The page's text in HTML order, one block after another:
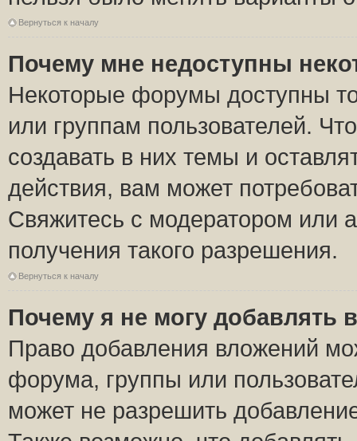
Вернуться к началу
Почему мне недоступны
Некоторые форумы доступны
или группам пользователей.
создавать в них темы и
действия, вам может
Свяжитесь с модератором или
получения такого разрешения.
Вернуться к началу
Почему я не могу добавлять
Право добавления вложений
форума, группы или
может не разрешить